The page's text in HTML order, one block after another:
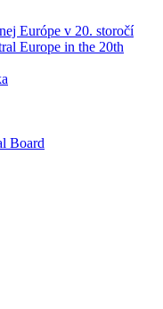
Európe v 20. storočí
Europe in the 20th
Board